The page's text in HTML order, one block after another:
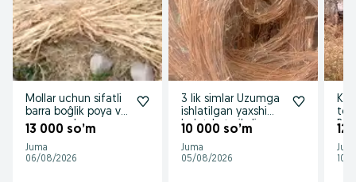
Mollar uchun sifatli
barra boĝlik poya va
poya preslar
13 000 so’m
Juma
06/08/2026
3 lik simlar Uzumga
ishlatilgan yaxshi
holatda turibdi
10 000 so’m
Juma
05/08/2026
10/